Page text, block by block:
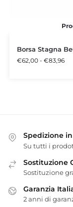
Borsa Stagna
€62,00 - €83,96
Spedizione
Su tutti i
Sostituzione
Sostituzione
Garanzia
2 anni di